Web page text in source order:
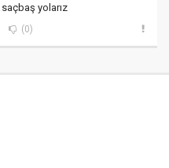
saçbaş yolarız
(0)